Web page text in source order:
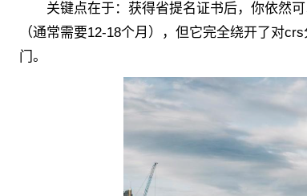
关键点在于：获得省提名证书后，你依然可
（通常需要12-18个月），但它完全绕开了对
门。